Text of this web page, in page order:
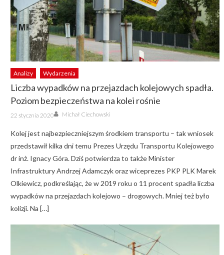
Analizy Wydarzenia
Liczba wypadków na przejazdach kolejowych spadła.
Poziom bezpieczeństwa na kolei rośnie
Posted
on
22 stycznia 2020 Author
Michał Ciechowski
Kolej jest najbezpieczniejszym środkiem transportu – tak wniosek
przedstawił kilka dni temu Prezes Urzędu Transportu Kolejowego
dr inż. Ignacy Góra. Dziś potwierdza to także Minister
Infrastruktury Andrzej Adamczyk oraz wiceprezes PKP PLK Marek
Olkiewicz, podkreślając, że w 2019 roku o 11 procent spadła liczba
wypadków na przejazdach kolejowo – drogowych. Mniej też było
kolizji. Na […]